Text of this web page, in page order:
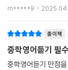
m*****9
종이책
중학영어듣기 필
중학영어듣기 만점